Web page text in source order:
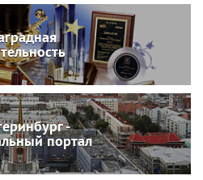
-
портал